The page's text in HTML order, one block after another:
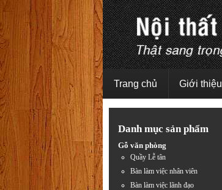
Trang chủ Giới thiệu
Danh mục sản phẩm
Gỗ văn phòng
Quầy Lễ tân
Bàn làm việc nhân viên
Bàn làm việc lãnh đạo